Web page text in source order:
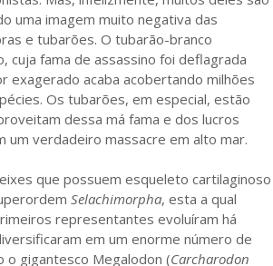
uma imagem muito negativa das
e tubarões. O tubarão-branco
cuja fama de assassino foi deflagrada
exagerado acaba acobertando milhões
Os tubarões, em especial, estão
dessa má fama e dos lucros
um verdadeiro massacre em alto mar.
que possuem esqueleto cartilaginoso
Selachimorpha, esta a qual
representantes evoluíram há
em um enorme número de
gigantesco Megalodon (Carcharodon